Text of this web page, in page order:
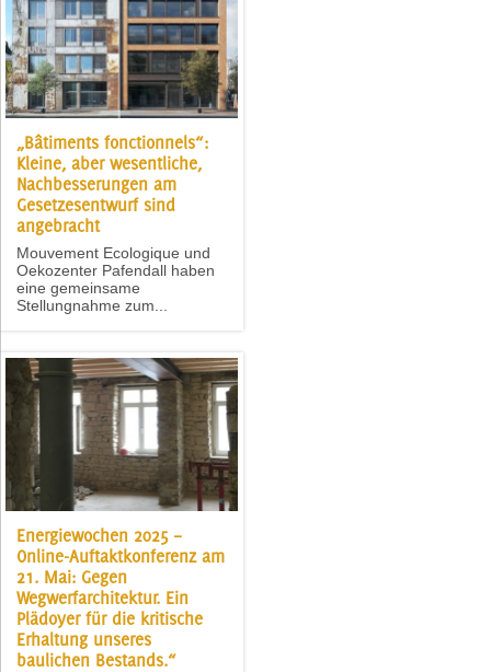
„Bâtiments fonctionnels“:
Kleine, aber wesentliche,
Nachbesserungen am
Gesetzesentwurf sind
angebracht
Mouvement Ecologique und
Oekozenter Pafendall haben
eine gemeinsame
Stellungnahme zum...
Energiewochen 2025 –
Online-Auftaktkonferenz am
21. Mai: Gegen
Wegwerfarchitektur. Ein
Plädoyer für die kritische
Erhaltung unseres
baulichen Bestands.“